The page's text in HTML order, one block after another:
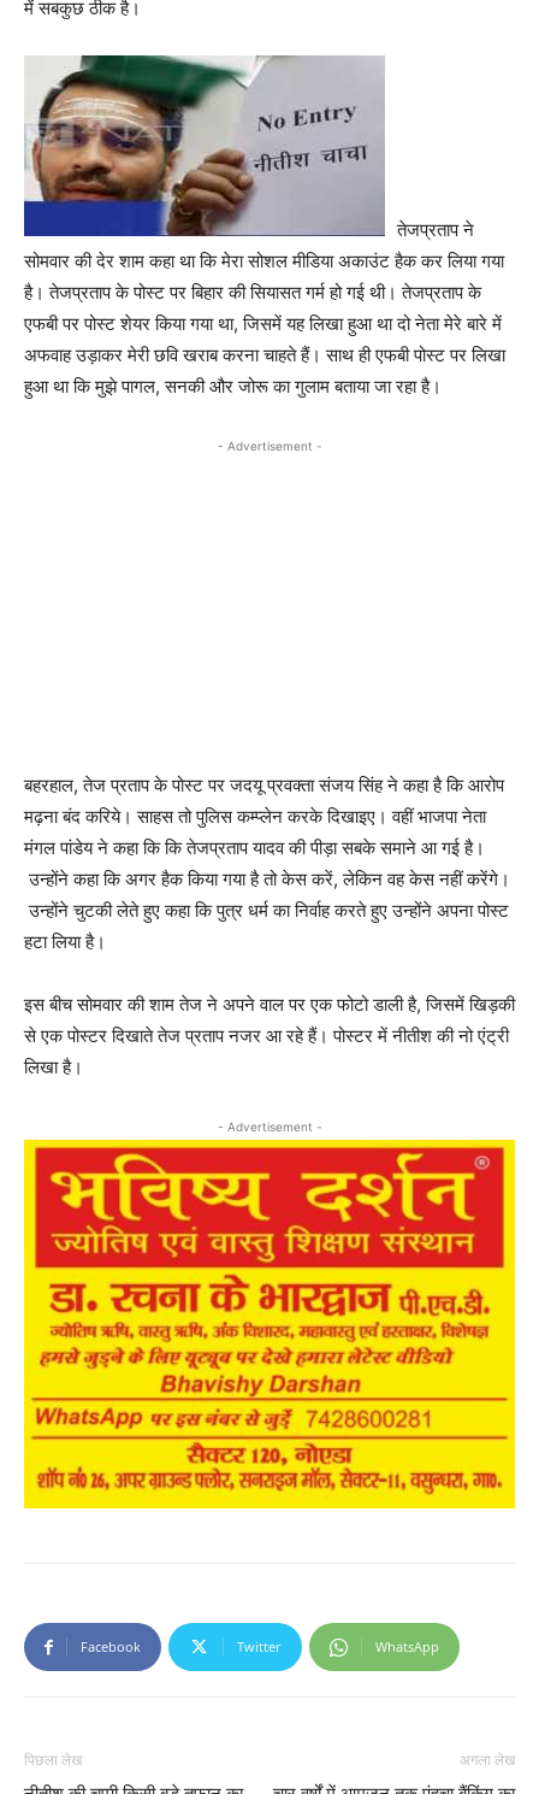
में सबकुछ ठीक है।
तेजप्रताप ने
सोमवार की देर शाम कहा था कि मेरा सोशल मीडिया अकाउंट हैक कर लिया गया
है। तेजप्रताप के पोस्ट पर बिहार की सियासत गर्म हो गई थी। तेजप्रताप के
एफबी पर पोस्ट शेयर किया गया था, जिसमें यह लिखा हुआ था दो नेता मेरे बारे में
अफवाह उड़ाकर मेरी छवि खराब करना चाहते हैं। साथ ही एफबी पोस्ट पर लिखा
हुआ था कि मुझे पागल, सनकी और जोरू का गुलाम बताया जा रहा है।
- Advertisement -
बहरहाल, तेज प्रताप के पोस्ट पर जदयू प्रवक्ता संजय सिंह ने कहा है कि आरोप
मढ़ना बंद करिये। साहस तो पुलिस कम्प्लेन करके दिखाइए। वहीं भाजपा नेता
मंगल पांडेय ने कहा कि कि तेजप्रताप यादव की पीड़ा सबके समाने आ गई है।
उन्होंने कहा कि अगर हैक किया गया है तो केस करें, लेकिन वह केस नहीं करेंगे।
उन्होंने चुटकी लेते हुए कहा कि पुत्र धर्म का निर्वाह करते हुए उन्होंने अपना पोस्ट
हटा लिया है।
इस बीच सोमवार की शाम तेज ने अपने वाल पर एक फोटो डाली है, जिसमें खिड़की
से एक पोस्टर दिखाते तेज प्रताप नजर आ रहे हैं। पोस्टर में नीतीश की नो एंट्री
लिखा है।
- Advertisement -
Facebook Twitter WhatsApp
पिछला लेख अगला लेख